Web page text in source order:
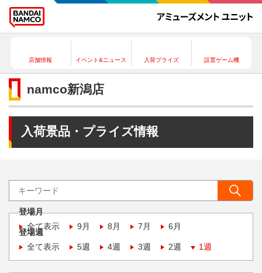
店舗情報 イベント&ニュース 入荷プライズ 設置ゲーム機
namco新潟店
入荷景品・プライズ情報
登場月
全て表示
9月 8月 7月 6月
登場週
全て表示
5週 4週 3週 2週 1週